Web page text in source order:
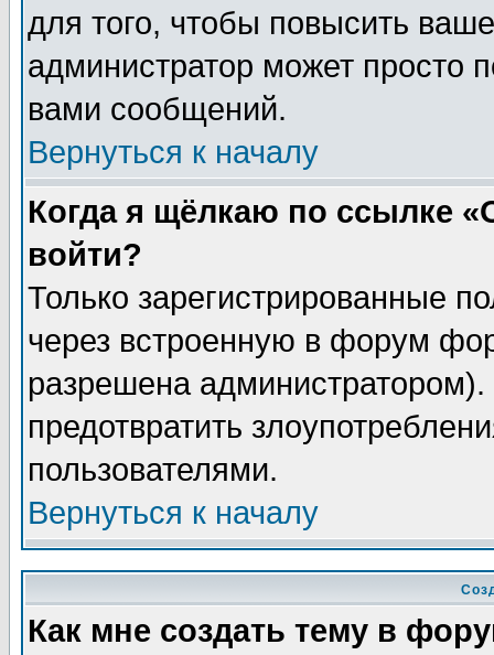
для того, чтобы повысить
администратор может просто
вами сообщений.
Вернуться к началу
Когда я щёлкаю по ссылке
войти?
Только зарегистрированные
через встроенную в форум
разрешена
предотвратить
пользователями.
Вернуться к началу
Как мне создать тему в